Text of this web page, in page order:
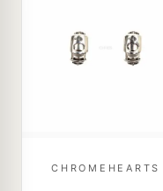
CHROMEHEARTS